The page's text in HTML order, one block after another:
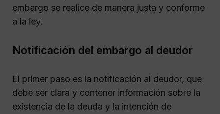
embargo se realice de manera justa y conforme
a la ley.
Notificación del embargo al deudor
El primer paso es la notificación al deudor, que
debe ser clara y contener información sobre la
existencia de la deuda y la intención de